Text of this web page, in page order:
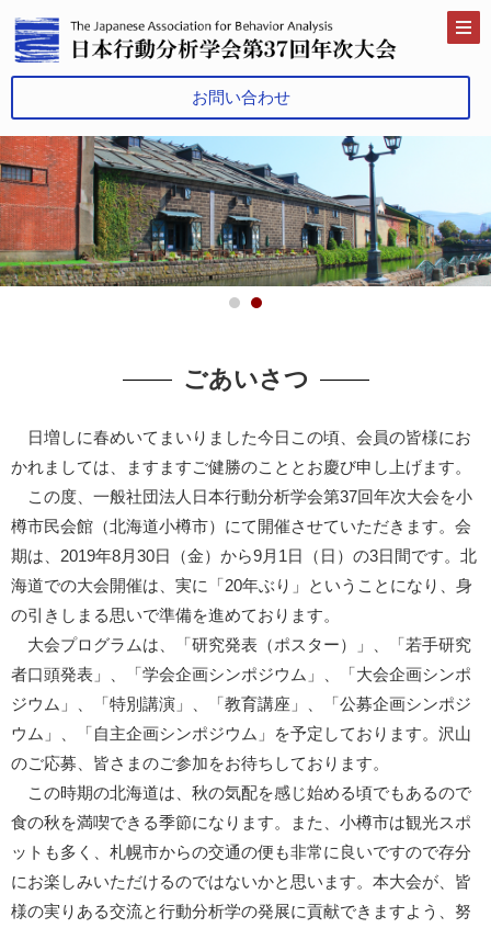
お問い合わせ
ごあいさつ
日増しに春めいてまいりました今日この頃、会員の皆様にお
かれましては、ますますご健勝のこととお慶び申し上げます。
この度、一般社団法人日本行動分析学会第37回年次大会を小
樽市民会館（北海道小樽市）にて開催させていただきます。会
期は、2019年8月30日（金）から9月1日（日）の3日間です。北
海道での大会開催は、実に「20年ぶり」ということになり、身
の引きしまる思いで準備を進めております。
大会プログラムは、「研究発表（ポスター）」、「若手研究
者口頭発表」、「学会企画シンポジウム」、「大会企画シンポ
ジウム」、「特別講演」、「教育講座」、「公募企画シンポジ
ウム」、「自主企画シンポジウム」を予定しております。沢山
のご応募、皆さまのご参加をお待ちしております。
この時期の北海道は、秋の気配を感じ始める頃でもあるので
食の秋を満喫できる季節になります。また、小樽市は観光スポ
ットも多く、札幌市からの交通の便も非常に良いですので存分
にお楽しみいただけるのではないかと思います。本大会が、皆
様の実りある交流と行動分析学の発展に貢献できますよう、努